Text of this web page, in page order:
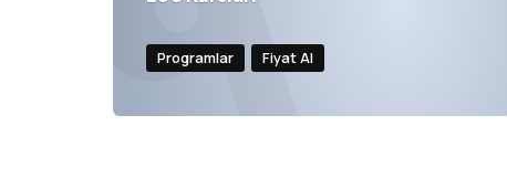
Programlar Fiyat Al